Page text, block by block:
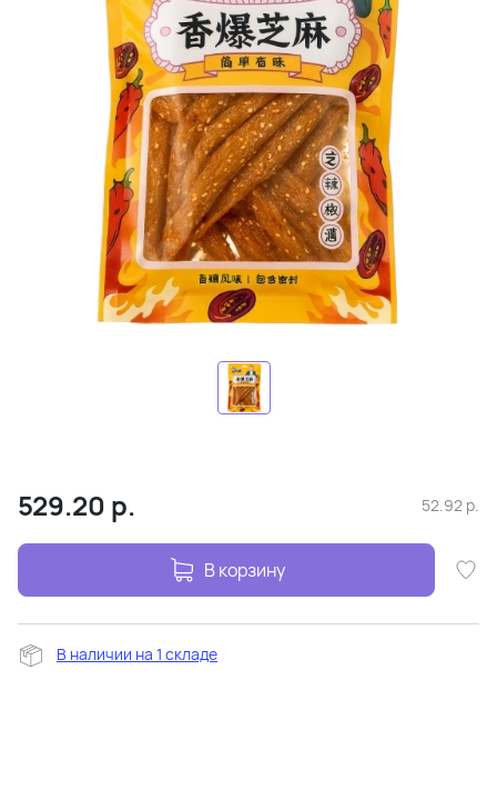
529.20 р. 52.92 р.
В корзину
В наличии на 1 складе